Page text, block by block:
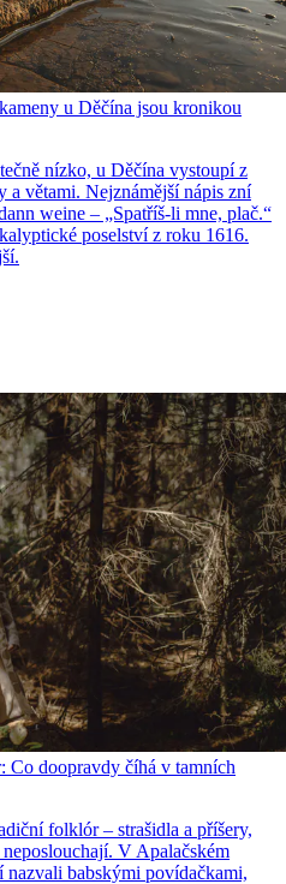
u Děčína jsou kronikou
nízko, u Děčína vystoupí z
a větami. Nejznámější nápis zní
weine – „Spatříš-li mne, plač.“
poselství z roku 1616.
Co doopravdy číhá v tamních
folklór – strašidla a příšery,
V Apalačském
nazvali babskými povídačkami,